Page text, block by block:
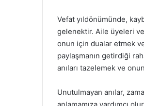
Vefat yıldönümünde,
gelenektir. Aile üyeleri
onun için dualar etmek
paylaşmanın getirdiği
anıları tazelemek ve
Unutulmayan anılar,